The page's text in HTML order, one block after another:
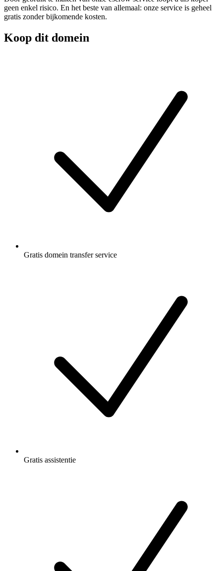
geen enkel risico. En het beste van allemaal: onze service is geheel
gratis zonder bijkomende kosten.
Koop dit domein
Gratis domein transfer service
Gratis assistentie